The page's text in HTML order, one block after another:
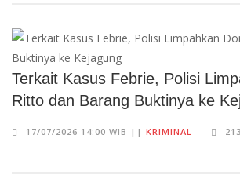
Terkait Kasus Febrie, Polisi
Ritto dan Barang Buktinya ke
17/07/2026 14:00 WIB || KRIMINAL 213